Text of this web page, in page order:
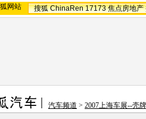
搜狐 ChinaRen 17173 焦点房地产
汽车频道 > 2007上海车展--壳